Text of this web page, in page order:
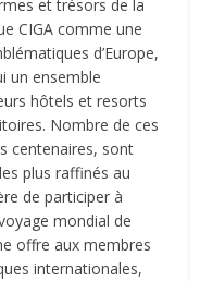
et trésors de la
CIGA comme une
d’Europe,
un ensemble
hôtels et resorts
Nombre de ces
centenaires, sont
plus raffinés au
de participer à
mondial de
offre aux membres
internationales,